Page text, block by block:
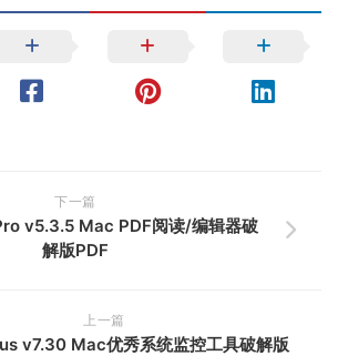
下一篇
v5.3.5 Mac PDF阅读/编辑器破
解版PDF
上一篇
v7.30 Mac优秀系统监控工具破解版